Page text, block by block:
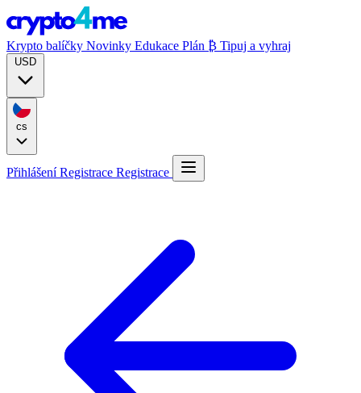
Krypto balíčky Novinky Edukace Plán ₿ Tipuj a vyhraj
PřihlášeníRegistrace Registrace